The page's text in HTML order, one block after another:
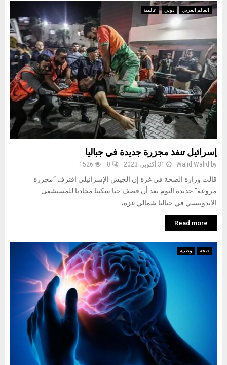
العالم العربي دولي عالمية
إسرائيل تنفذ مجزرة جديدة في جباليا
by
Walid Walid 31 أكتوبر، 2023 0
1526
قالت وزارة الصحة في غزة إن الجيش الإسرائيلي اقترف “مجزرة
مروعة” جديدة اليوم بعد أن قصف حيا سكنيا محاديا للمستشفى
الإندونيسي في جباليا شمالي غزة،...
Read more
صحة وطنية